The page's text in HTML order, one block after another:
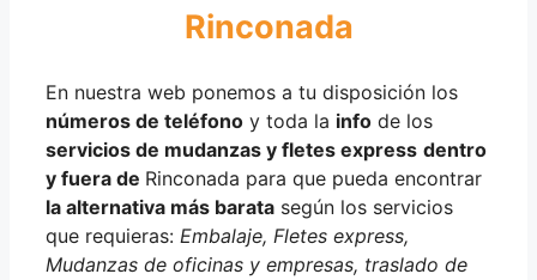
Rinconada
En nuestra web ponemos a tu disposición los
números de teléfono y toda la info de los
servicios de mudanzas y fletes express dentro
y fuera de Rinconada para que pueda encontrar
la alternativa más barata según los servicios
que requieras: Embalaje, Fletes express,
Mudanzas de oficinas y empresas, traslado de